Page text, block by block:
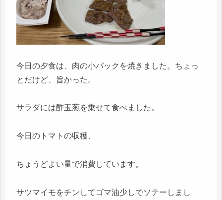
今日の夕食は、肉の小パックを焼きました。ちょっ
とだけど、旨かった。
サラダには酢玉葱を乗せて食べました。
今日のトマトの収穫、
ちょうどよい量で消費しています。
サツマイモをチンしてゴマ油少しでソテーしまし